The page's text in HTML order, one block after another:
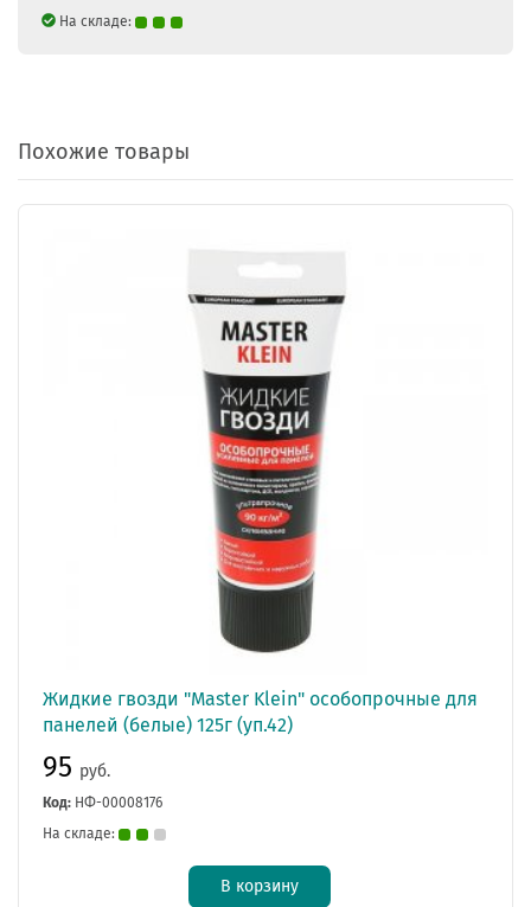
На складе:
Похожие товары
Жидкие гвозди "Master Klein" особопрочные для
панелей (белые) 125г (уп.42)
95 руб.
Код: НФ-00008176
На складе:
В корзину